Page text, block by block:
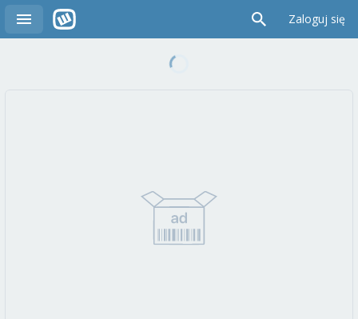
Zaloguj się